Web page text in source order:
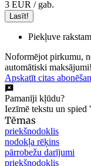
3 EUR / gab.
Lasīt!
Piekļuve
Noformējot pirkumu,
automātiski maksājumi!
Apskatīt citas
Pamanīji kļūdu?
Iezīmē tekstu un
Tēmas
priekšnodoklis
nodokļa rēķins
pārrobežu darījumi
priekšnodoklis